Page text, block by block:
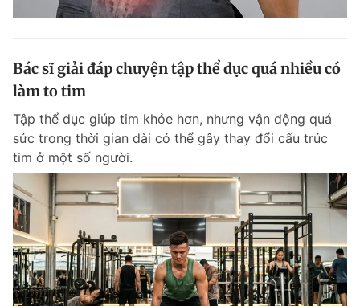
Phó tổng biên tập thường trực: Hải Thành
Phó tổng biên tập: Lâm Hiếu Dũng
Phó tổng biên tập: Trần Việt Hưng
Tổng thư ký tòa soạn: Đức Trung
Giấy phép xuất bản số 110/GP - BTTTT cấp ngày 24.3.2020
© 2003-2026 Bản quyền thuộc về Báo Thanh Niên. Cấm sao chép
dưới mọi hình thức nếu không có sự chấp thuận bằng văn bản.
Phát triển bởi ePi Technologies, JSC.
Bác sĩ giải đáp chuyện tập thể dục quá nhiều có
làm to tim
Tập thể dục giúp tim khỏe hơn, nhưng vận động quá
sức trong thời gian dài có thể gây thay đổi cấu trúc
tim ở một số người.